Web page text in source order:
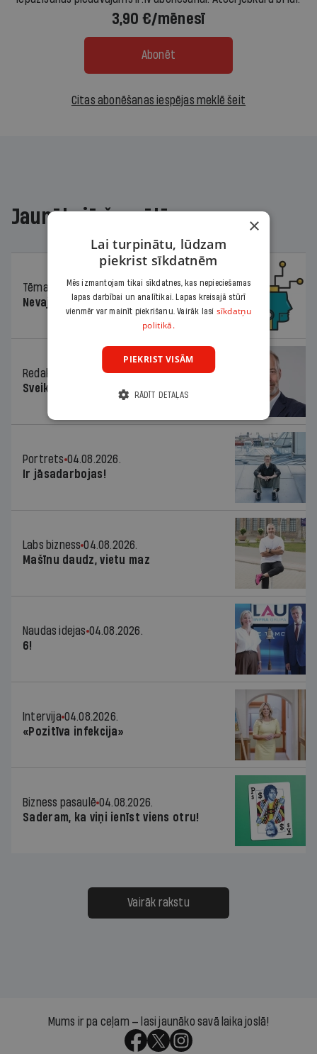
3,90 €/mēnesī
Abonēt
Citas abonēšanas iespējas meklē šeit
Jaunākajā žurnālā
Tēma
04.08.2026.
Nevajag baidīties!
Redaktora sleja
04.08.2026.
Sveika un sveiks!
Portrets 04.08.2026.
Ir jāsadarbojas!
Labs bizness 04.08.2026.
Mašīnu daudz, vietu maz
Naudas idejas 04.08.2026.
6!
Intervija 04.08.2026.
«Pozitīva infekcija»
Bizness pasaulē 04.08.2026.
Saderam, ka viņi ienīst viens otru!
Vairāk rakstu
Mums ir pa ceļam — lasi jaunāko savā laika joslā!
×
Lai turpinātu, lūdzam
piekrist sīkdatnēm
Mēs izmantojam tikai sīkdatnes, kas nepieciešamas
lapas darbībai un analītikai. Lapas kreisajā stūrī
vienmēr var mainīt piekrišanu. Vairāk lasi sīkdatņu
politikā.
PIEKRIST VISĀM
RĀDĪT DETAĻAS